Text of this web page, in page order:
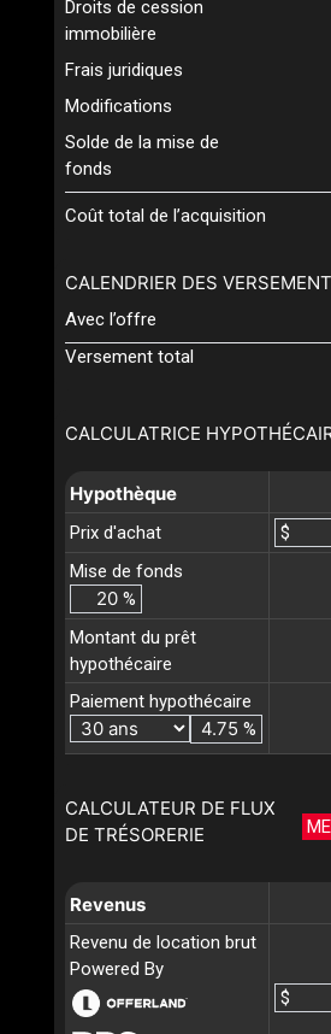
CALCULATRICE
Hypothèque
Prix d'achat
$
Mise de fonds
%
Montant du prêt
hypothécaire
Paiement hypothécaire
%
CALCULATEUR DE FLUX
DE TRÉSORERIE
Revenus
Revenu de location brut
Powered By
$
Droits de cession
immobilière
Frais juridiques
Modifications
Solde de la mise de
fonds
Coût total de l’acquisition
CALENDRIER DES
Avec l’offre
Versement total